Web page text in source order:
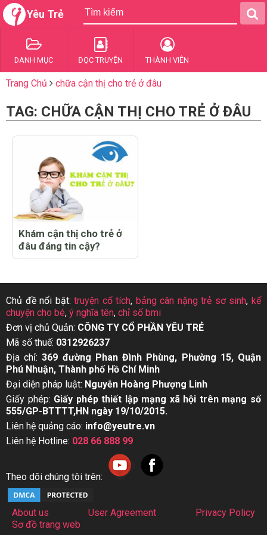
Yêu Trẻ
DANH MỤC ĐỌC TRUYỆN THÀNH VIÊN
Trang Chủ chữa cận thị cho trẻ ở đâu
TAG: CHỮA CẬN THỊ CHO TRẺ Ở ĐÂU
Khám cận thị cho trẻ ở
đâu đáng tin cậy?
Chủ đề nổi bật:truyện cổ tích, bảng cân nặng trẻ sơ sinh,kể
chuyện cho bé, ý nghĩa tên, chỉ số bmi
Đơn vị chủ Quản: CÔNG TY CỔ PHẦN YÊU TRẺ
Mã số thuế: 0312926237
Địa chỉ:369 đường Phan Đình Phùng, Phường 15, Quận
Phú Nhuận, Thành phố Hồ Chí Minh
Đại diện pháp luật: Nguyễn Hoàng Phượng Linh
Giấy phép: Giấy phép thiết lập mạng xã hội trên mạng số
555/GP-BTTTT,HN ngày 19/10/2015.
Liên hệ quảng cáo: info@yeutre.vn
Liên hệ Hotline: 028 66 888 99
Theo dõi chúng tôi trên:
About us User Agreement
Privacy Policy
Sơ đồ trang web